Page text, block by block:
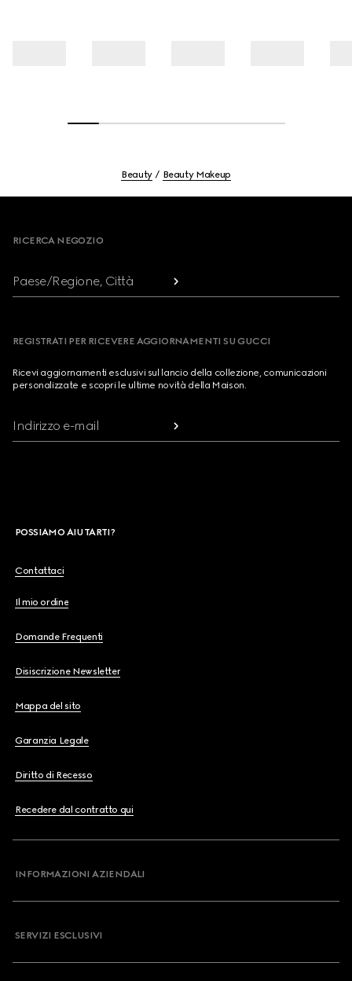
Beauty Beauty Makeup
RICERCA NEGOZIO
Paese/Regione, Città
REGISTRATI PER RICEVERE AGGIORNAMENTI SU GUCCI
Ricevi aggiornamenti esclusivi sul lancio della collezione, comunicazioni
personalizzate e scopri le ultime novità della Maison.
Indirizzo e-mail
POSSIAMO AIUTARTI?
Contattaci
Il mio ordine
Domande Frequenti
Disiscrizione Newsletter
Mappa del sito
Garanzia Legale
Diritto di Recesso
Recedere dal contratto qui
INFORMAZIONI AZIENDALI
SERVIZI ESCLUSIVI